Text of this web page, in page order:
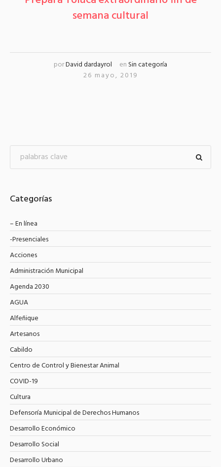
semana cultural
porDavid dardayrol en Sin categoría
26 mayo, 2019
Categorías
– En línea
-Presenciales
Acciones
Administración Municipal
Agenda 2030
AGUA
Alfeñique
Artesanos
Cabildo
Centro de Control y Bienestar Animal
COVID-19
Cultura
Defensoría Municipal de Derechos Humanos
Desarrollo Económico
Desarrollo Social
Desarrollo Urbano